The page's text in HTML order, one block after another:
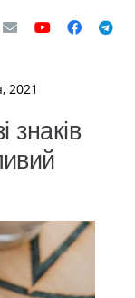
2021
знаків